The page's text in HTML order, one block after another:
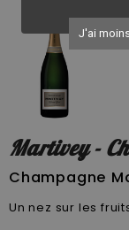
J'ai
Martivey -
Champagne
Un nez sur les